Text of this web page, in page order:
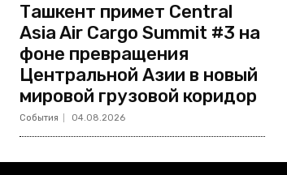
Ташкент примет Central
Asia Air Cargo Summit #3 на
фоне превращения
Центральной Азии в новый
мировой грузовой коридор
События 04.08.2026